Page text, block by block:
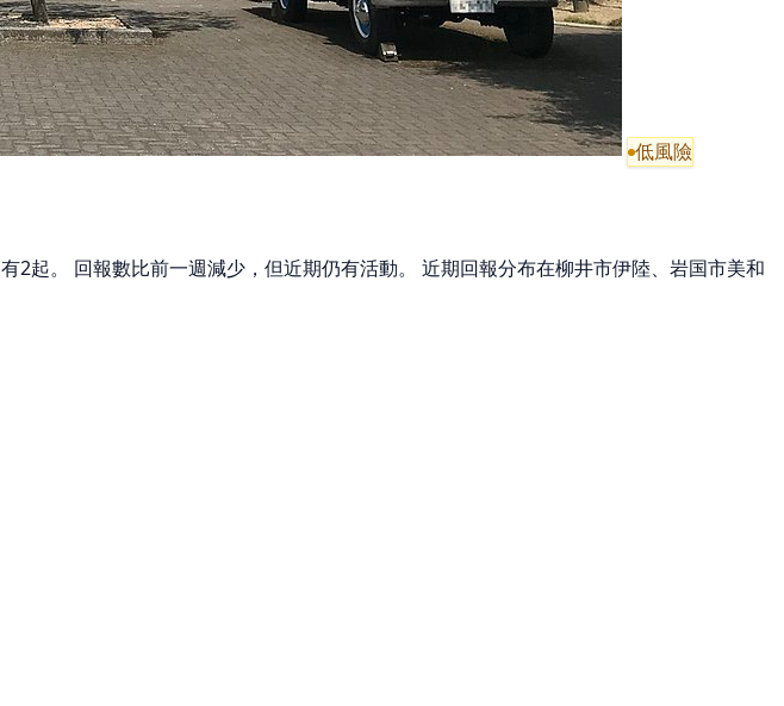
低風險
起。 回報數比前一週減少，但近期仍有活動。 近期回報分布在柳井市伊陸、岩国市美和